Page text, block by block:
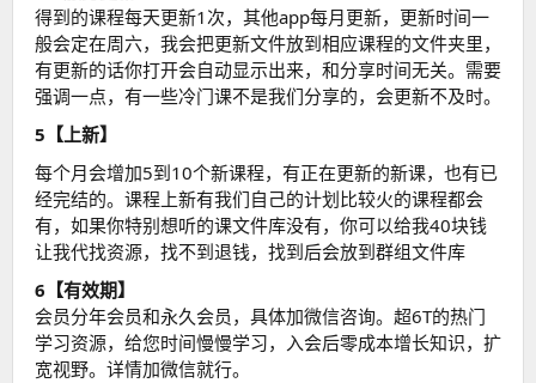
得到的课程每天更新1次，其他app每月更新，更新时间一
般会定在周六，我会把更新文件放到相应课程的文件夹里，
有更新的话你打开会自动显示出来，和分享时间无关。需要
强调一点，有一些冷门课不是我们分享的，会更新不及时。
5【上新】
每个月会增加5到10个新课程，有正在更新的新课，也有已
经完结的。课程上新有我们自己的计划比较火的课程都会
有，如果你特别想听的课文件库没有，你可以给我40块钱
让我代找资源，找不到退钱，找到后会放到群组文件库
6【有效期】
会员分年会员和永久会员，具体加微信咨询。超6T的热门
学习资源，给您时间慢慢学习，入会后零成本增长知识，扩
宽视野。详情加微信就行。